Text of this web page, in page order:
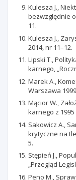
Kulesza J.,
bezwzględnie
11.
Kulesza J.,
2014, nr 11–12.
Lipski T.,
karnego,
Marek A.,
Warszawa
Mącior W.,
karnego z 1995
Sakowicz A.,
krytyczne na tle
5.
Stępień J.,
„Przegląd
Peno M.,